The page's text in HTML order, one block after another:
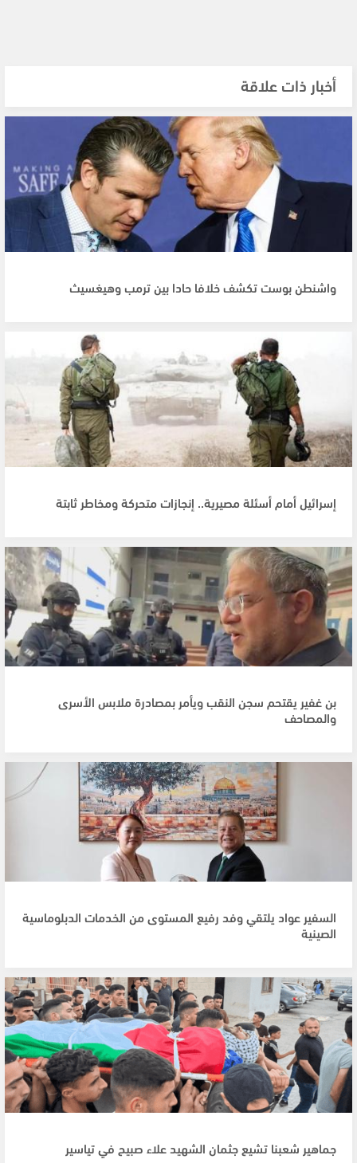
أخبار ذات علاقة
واشنطن بوست تكشف خلافا حادا بين ترمب وهيغسيث
إسرائيل أمام أسئلة مصيرية.. إنجازات متحركة ومخاطر ثابتة
بن غفير يقتحم سجن النقب ويأمر بمصادرة ملابس الأسرى
والمصاحف
السفير عواد يلتقي وفد رفيع المستوى من الخدمات الدبلوماسية
الصينية
جماهير شعبنا تشيع جثمان الشهيد علاء صبيح في تياسير